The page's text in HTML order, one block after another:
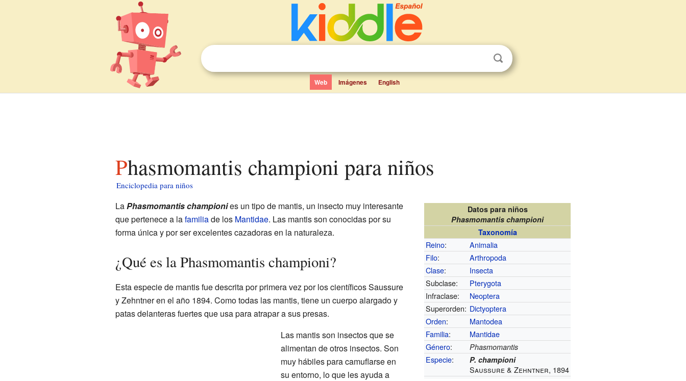
Web Imágenes English
Phasmomantis championi para niños
Enciclopedia para niños
Datos para niños
Phasmomantis championi
Taxonomía
Reino:
Animalia
Filo:
Arthropoda
Clase:
Insecta
Subclase:
Pterygota
Infraclase:
Neoptera
Superorden: Dictyoptera
Orden:
Mantodea
Familia:
Mantidae
Género: Phasmomantis
Especie: P. championi
Saussure & Zehntner, 1894
LaPhasmomantis championies un tipo de mantis, un insecto muy interesante
que pertenece a lafamiliade los Mantidae. Las mantis son conocidas por su
forma única y por ser excelentes cazadoras en la naturaleza.
¿Qué es la Phasmomantis championi?
Esta especie de mantis fue descrita por primera vez por los científicos Saussure
y Zehntner en el año 1894. Como todas las mantis, tiene un cuerpo alargado y
patas delanteras fuertes que usa para atrapar a sus presas.
Las mantis son insectos que se
alimentan de otros insectos. Son
muy hábiles para camuflarse en
su entorno, lo que les ayuda a